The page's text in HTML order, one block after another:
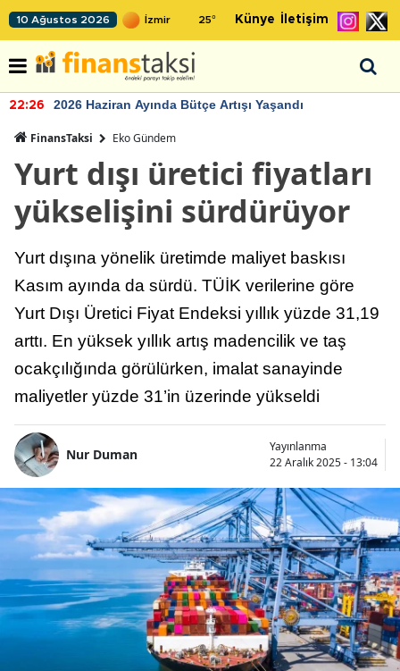
10 Ağustos 2026 25° Künye İletişim
22:26 2026 Haziran Ayında Bütçe Artışı Yaşandı
FinansTaksi Eko Gündem
Yurt dışı üretici fiyatları
yükselişini sürdürüyor
Yurt dışına yönelik üretimde maliyet baskısı
Kasım ayında da sürdü. TÜİK verilerine göre
Yurt Dışı Üretici Fiyat Endeksi yıllık yüzde 31,19
arttı. En yüksek yıllık artış madencilik ve taş
ocakçılığında görülürken, imalat sanayinde
maliyetler yüzde 31’in üzerinde yükseldi
Nur Duman
Yayınlanma
22 Aralık 2025 - 13:04